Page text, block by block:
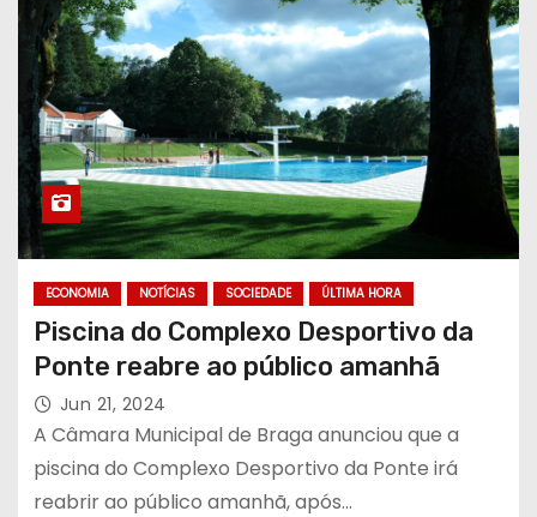
ECONOMIA NOTÍCIAS SOCIEDADE ÚLTIMA HORA
Piscina do Complexo Desportivo da
Ponte reabre ao público amanhã
Jun 21, 2024
A Câmara Municipal de Braga anunciou que a
piscina do Complexo Desportivo da Ponte irá
reabrir ao público amanhã, após…